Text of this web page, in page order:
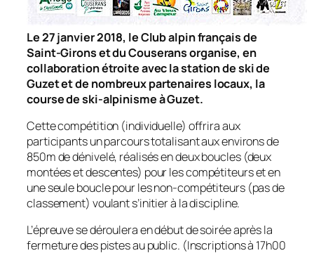
Le 27 janvier 2018, le Club alpin français de
Saint-Girons et du Couserans organise, en
collaboration étroite avec la station de ski de
Guzet et de nombreux partenaires locaux, la
course de ski-alpinisme à Guzet.
Cette compétition (individuelle) offrira aux
participants un parcours totalisant aux environs de
850m de dénivelé, réalisés en deux boucles (deux
montées et descentes) pour les compétiteurs et en
une seule boucle pour les non-compétiteurs (pas de
classement) voulant s’initier à la discipline.
L’épreuve se déroulera en début de soirée après la
fermeture des pistes au public. (Inscriptions à 17h00